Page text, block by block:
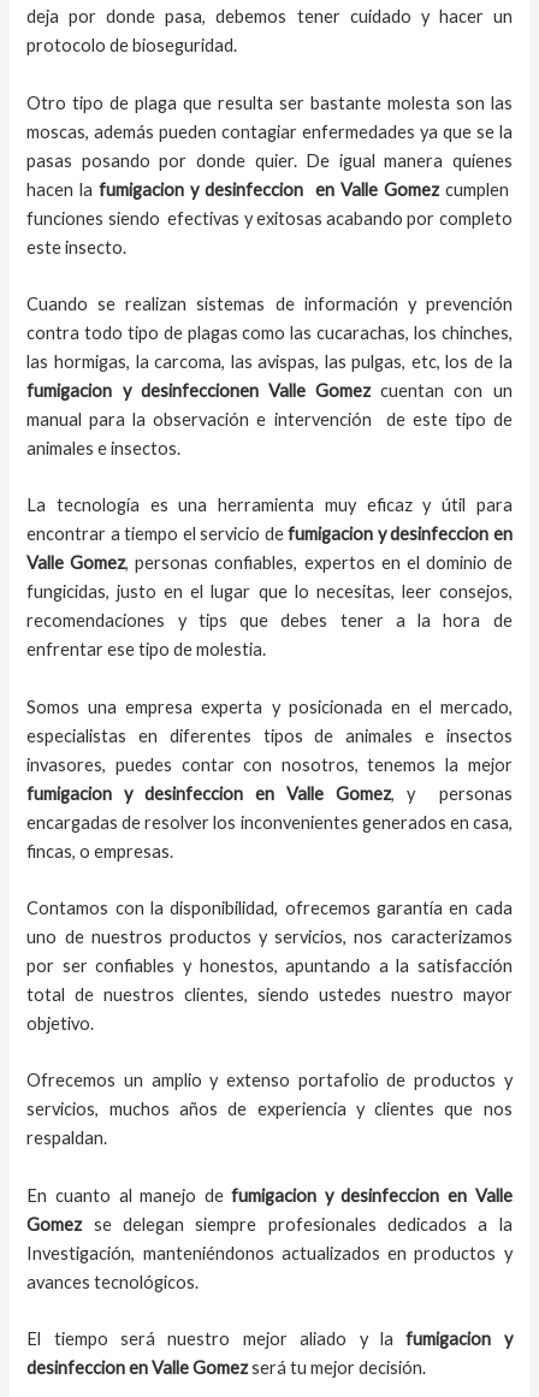
deja por donde pasa, debemos tener cuidado y hacer un
protocolo de bioseguridad.
Otro tipo de plaga que resulta ser bastante molesta son las
moscas, además pueden contagiar enfermedades ya que se la
pasas posando por donde quier. De igual manera quienes
hacen la fumigacion y desinfeccion en Valle Gomezcumplen
funciones siendo efectivas y exitosas acabando por completo
este insecto.
Cuando se realizan sistemas de información y prevención
contra todo tipo de plagas como las cucarachas, los chinches,
las hormigas, la carcoma, las avispas, las pulgas, etc, los de la
fumigacion y desinfeccionen Valle Gomezcuentan con un
manual para la observación e intervención de este tipo de
animales e insectos.
La tecnología es una herramienta muy eficaz y útil para
encontrar a tiempo el servicio defumigacion y desinfeccion en
Valle Gomez, personas confiables, expertos en el dominio de
fungicidas, justo en el lugar que lo necesitas, leer consejos,
recomendaciones y tips que debes tener a la hora de
enfrentar ese tipo de molestia.
Somos una empresa experta y posicionada en el mercado,
especialistas en diferentes tipos de animales e insectos
invasores, puedes contar con nosotros, tenemos la mejor
fumigacion y desinfeccionenValle Gomez, y personas
encargadas de resolver los inconvenientes generados en casa,
fincas, o empresas.
Contamos con la disponibilidad, ofrecemos garantía en cada
uno de nuestros productos y servicios, nos caracterizamos
por ser confiables y honestos, apuntando a la satisfacción
total de nuestros clientes, siendo ustedes nuestro mayor
objetivo.
Ofrecemos un amplio y extenso portafolio de productos y
servicios, muchos años de experiencia y clientes que nos
respaldan.
En cuanto almanejo defumigacion y desinfeccion en Valle
Gomez se delegan siempre profesionales dedicados a la
Investigación, manteniéndonos actualizados en productos y
avances tecnológicos.
El tiempo será nuestro mejor aliado y la fumigacion y
desinfeccionenValle Gomezserá tu mejor decisión.